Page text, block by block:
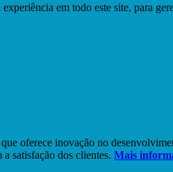
em todo este site, para
que oferece inovação no
satisfação dos clientes. Mais